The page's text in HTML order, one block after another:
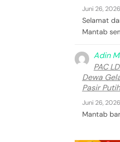
Juni 26, 2026
Selamat
Mantab
Adin
PAC
Dewa
Pasir Putih
Juni 26, 2026
Mantab